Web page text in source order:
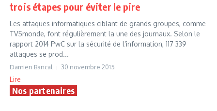
trois étapes pour éviter le pire
Les attaques informatiques ciblant de grands groupes, comme
TV5monde, font régulièrement la une des journaux. Selon le
rapport 2014 PwC sur la sécurité de l’information, 117 339
attaques se prod...
Damien Bancal 30 novembre 2015
Lire
Nos partenaires